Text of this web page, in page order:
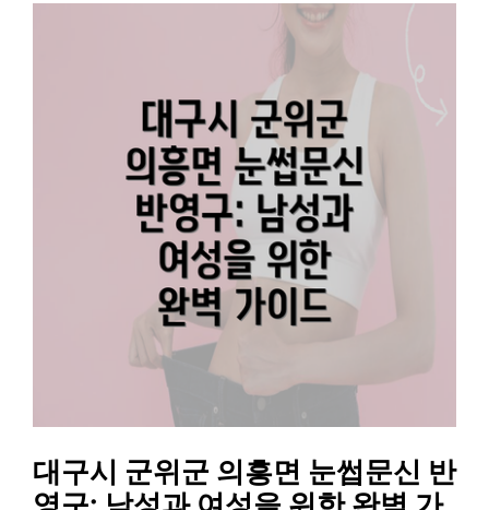
대구시 군위군 의흥면 눈썹문신 반